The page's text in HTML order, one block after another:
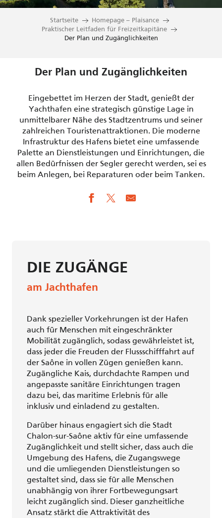
Startseite
Homepage – Plaisance
Praktischer Leitfaden für Freizeitkapitäne
Der Plan und Zugänglichkeiten
Der Plan und Zugänglichkeiten
Eingebettet im Herzen der Stadt, genießt der
Yachthafen eine strategisch günstige Lage in
unmittelbarer Nähe des Stadtzentrums und seiner
zahlreichen Touristenattraktionen. Die moderne
Infrastruktur des Hafens bietet eine umfassende
Palette an Dienstleistungen und Einrichtungen, die
allen Bedürfnissen der Segler gerecht werden, sei es
beim Anlegen, bei Reparaturen oder beim Tanken.
DIE ZUGÄNGE
am Jachthafen
Dank spezieller Vorkehrungen ist der Hafen
auch für Menschen mit eingeschränkter
Mobilität zugänglich, sodass gewährleistet ist,
dass jeder die Freuden der Flussschifffahrt auf
der Saône in vollen Zügen genießen kann.
Zugängliche Kais, durchdachte Rampen und
angepasste sanitäre Einrichtungen tragen
dazu bei, das maritime Erlebnis für alle
inklusiv und einladend zu gestalten.
Darüber hinaus engagiert sich die Stadt
Chalon-sur-Saône aktiv für eine umfassende
Zugänglichkeit und stellt sicher, dass auch die
Umgebung des Hafens, die Zugangswege
und die umliegenden Dienstleistungen so
gestaltet sind, dass sie für alle Menschen
unabhängig von ihrer Fortbewegungsart
leicht zugänglich sind. Dieser ganzheitliche
Ansatz stärkt die Attraktivität des